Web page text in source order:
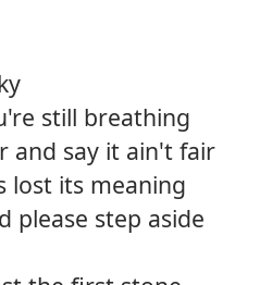
still breathing
and say it ain't fair
lost its meaning
please step aside